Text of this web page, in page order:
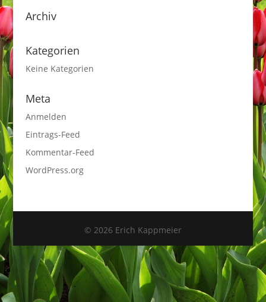
Archiv
Kategorien
Keine Kategorien
Meta
Anmelden
Eintrags-Feed
Kommentar-Feed
WordPress.org
© 2026 Erich Kappmeier